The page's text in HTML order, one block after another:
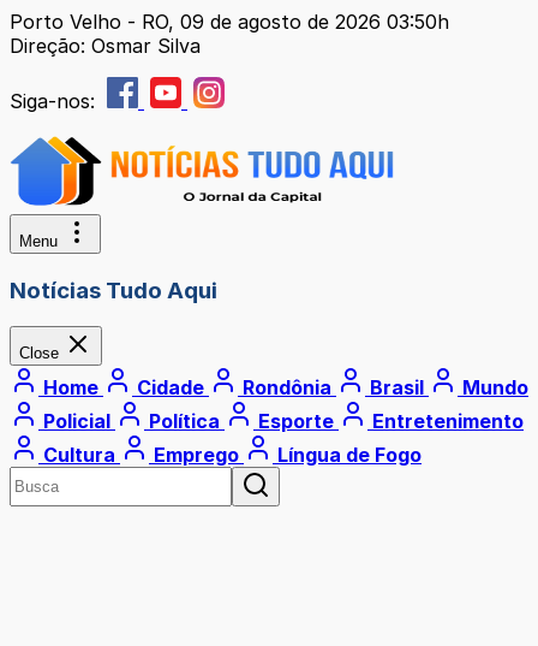
Porto Velho - RO, 09 de agosto de 2026 03:50h
Direção: Osmar Silva
Siga-nos:
Menu
Notícias Tudo Aqui
Close
Home Cidade Rondônia Brasil
Mundo
Policial
Política Esporte
Entretenimento
Cultura
Emprego Língua de Fogo